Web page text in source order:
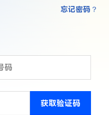
获取验证码
忘记密码？